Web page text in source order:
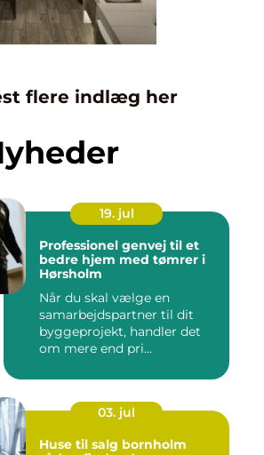
flere indlæg her
19. jul
Professionel genvej til et
bedre hjem med tømrer i
Hørsholm
Når du skal vælge en
samarbejdspartner til dit
byggeprojekt, handler det
om mere end pri...
03. jul
Huse til salg bornholm